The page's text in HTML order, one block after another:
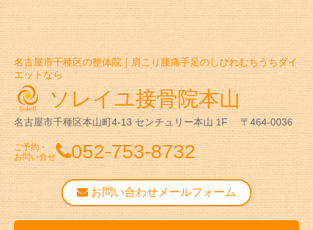
名古屋市千種区の整体院｜肩こり腰痛手足のしびれむちうちダイ
エットなら
ソレイユ接骨院本山
名古屋市千種区本山町4-13 センチュリー本山 1F 〒464-0036
ご予約・
お問い合せ
052-753-8732
お問い合わせメールフォーム